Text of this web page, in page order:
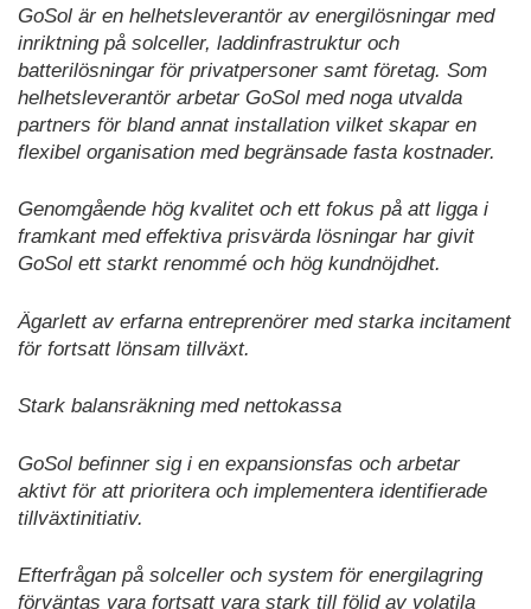
GoSol är en helhetsleverantör av energilösningar med
inriktning på solceller, laddinfrastruktur och
batterilösningar för privatpersoner samt företag. Som
helhetsleverantör arbetar GoSol med noga utvalda
partners för bland annat installation vilket skapar en
flexibel organisation med begränsade fasta kostnader.
Genomgående hög kvalitet och ett fokus på att ligga i
framkant med effektiva prisvärda lösningar har givit
GoSol ett starkt renommé och hög kundnöjdhet.
Ägarlett av erfarna entreprenörer med starka incitament
för fortsatt lönsam tillväxt.
Stark balansräkning med nettokassa
GoSol befinner sig i en expansionsfas och arbetar
aktivt för att prioritera och implementera identifierade
tillväxtinitiativ.
Efterfrågan på solceller och system för energilagring
förväntas vara fortsatt vara stark till följd av volatila